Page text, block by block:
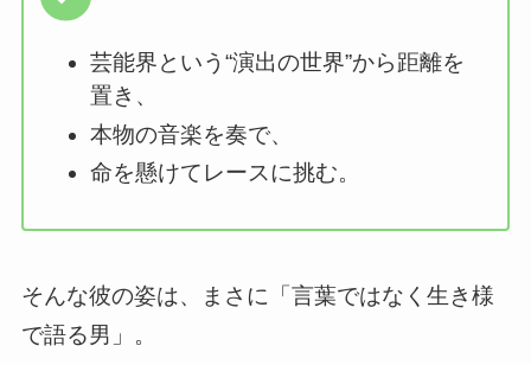
芸能界という“演出の世界”から距離を
置き、
本物の音楽を奏で、
命を懸けてレースに挑む。
そんな彼の姿は、まさに「言葉ではなく生き様
で語る男」。